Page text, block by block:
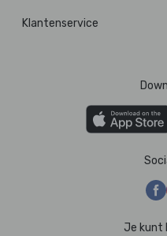
Klantenservice
Je kunt